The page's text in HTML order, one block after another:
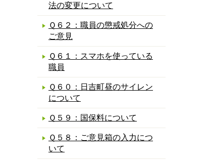
法の変更について
Ｑ６２：職員の懲戒処分への
ご意見
Ｑ６１：スマホを使っている
職員
Ｑ６０：日吉町昼のサイレン
について
Ｑ５９：国保料について
Ｑ５８：ご意見箱の入力につ
いて